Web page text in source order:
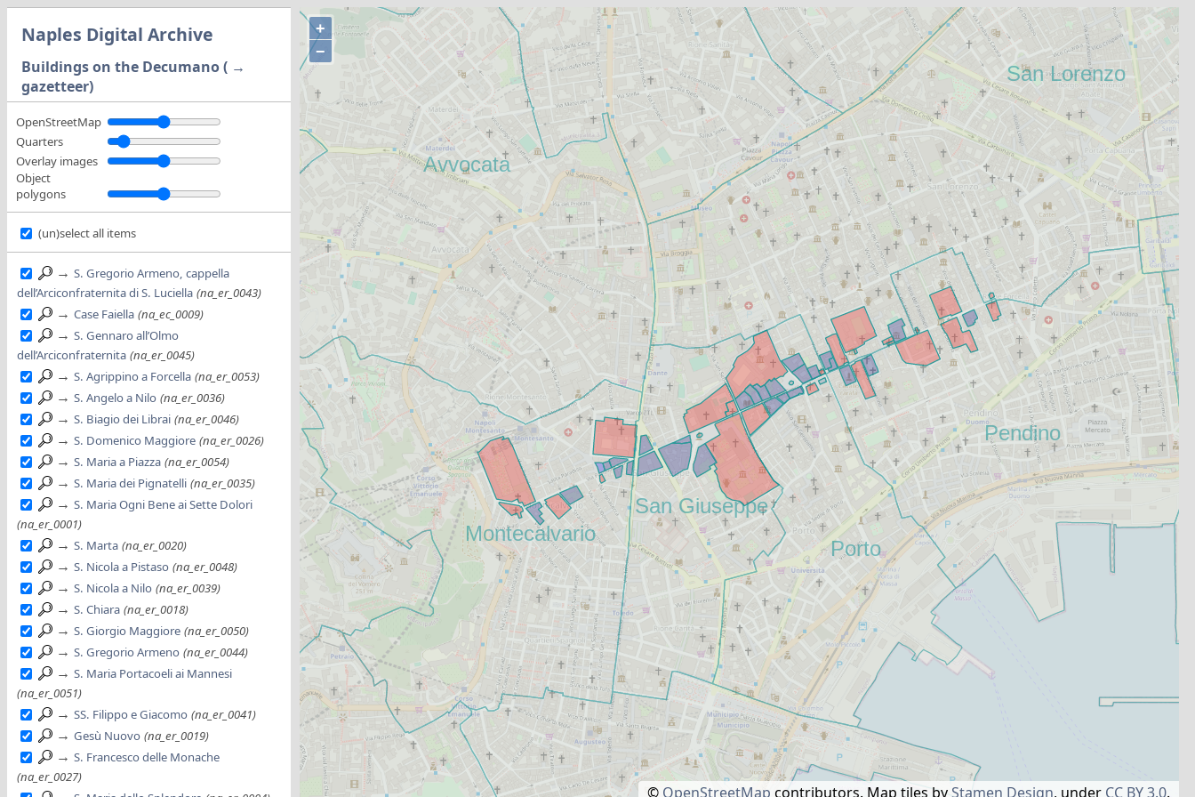
Naples Digital Archive
Buildings on the Decumano ( →
gazetteer)
OpenStreetMap
Quarters
Overlay images
Object
polygons
(un)select all items
→ S. Gregorio Armeno, cappella
dell’Arciconfraternita di S. Luciella (na_er_0043)
→ Case Faiella (na_ec_0009)
→ S. Gennaro all’Olmo
dell’Arciconfraternita (na_er_0045)
→ S. Agrippino a Forcella (na_er_0053)
→ S. Angelo a Nilo (na_er_0036)
→ S. Biagio dei Librai (na_er_0046)
→ S. Domenico Maggiore (na_er_0026)
→ S. Maria a Piazza (na_er_0054)
→ S. Maria dei Pignatelli (na_er_0035)
→ S. Maria Ogni Bene ai Sette Dolori
(na_er_0001)
→ S. Marta (na_er_0020)
→ S. Nicola a Pistaso (na_er_0048)
→ S. Nicola a Nilo (na_er_0039)
→ S. Chiara (na_er_0018)
→ S. Giorgio Maggiore (na_er_0050)
→ S. Gregorio Armeno (na_er_0044)
→ S. Maria Portacoeli ai Mannesi
(na_er_0051)
→ SS. Filippo e Giacomo (na_er_0041)
→ Gesù Nuovo (na_er_0019)
→ S. Francesco delle Monache
(na_er_0027)
+
−
© OpenStreetMap contributors. Map tiles byStamen Design, under CC BY 3.0.